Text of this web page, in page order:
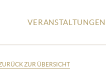
VERANSTALTUNGEN
ZUR ÜBERSICHT